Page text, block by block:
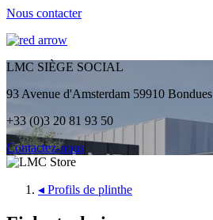
Nous contacter
LMC SIÈGE SOCIAL
93 Avenue d'Amsterdam 59910 Bondues
+33 (0)3 20 81 93 50
Contactez-nous
◂ Profils de plinthe